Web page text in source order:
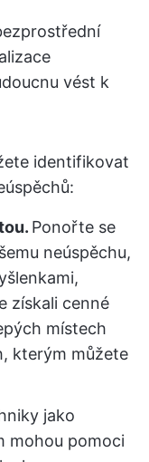
vést k
identifikovat
Ponořte se
neúspěchu,
získali cenné
místech
kterým můžete
jako
mohou pomoci